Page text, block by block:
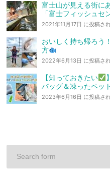
富士山が見える街に
「富士フィッシュセ
2021年11月17日 に投稿さ
おいしく持ち帰ろう
方
2022年6月13日 に投稿さ
【知っておきたい
バッグ＆凍ったペッ
2023年6月16日 に投稿さ